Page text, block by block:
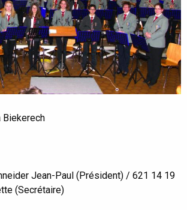
Biekerech
Jean-Paul (Président) / 621 14 19
(Secrétaire)